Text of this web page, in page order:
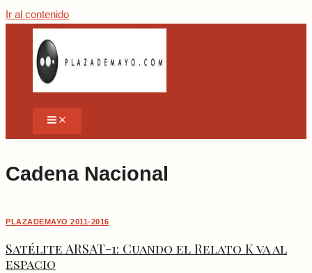
Ir al contenido
Cadena Nacional
PLAZADEMAYO 2011-2016
Satélite ARSAT-1: Cuando el Relato K va al
espacio